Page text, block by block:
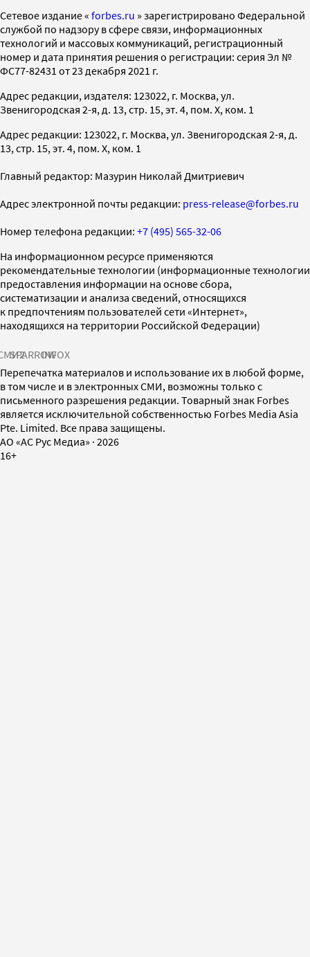
Cетевое издание « forbes.ru » зарегистрировано Федеральной
службой по надзору в сфере связи, информационных
технологий и массовых коммуникаций, регистрационный
номер и дата принятия решения о регистрации: серия Эл №
ФС77-82431 от 23 декабря 2021 г.
Адрес редакции, издателя: 123022, г. Москва, ул.
Звенигородская 2-я, д. 13, стр. 15, эт. 4, пом. X, ком. 1
Адрес редакции: 123022, г. Москва, ул. Звенигородская 2-я, д.
13, стр. 15, эт. 4, пом. X, ком. 1
Главный редактор: Мазурин Николай Дмитриевич
Адрес электронной почты редакции: press-release@forbes.ru
Номер телефона редакции: +7 (495) 565-32-06
На информационном ресурсе применяются
рекомендательные технологии (информационные технологии
предоставления информации на основе сбора,
систематизации и анализа сведений, относящихся
к предпочтениям пользователей сети «Интернет»,
находящихся на территории Российской Федерации)
SPARROWINFOX
Перепечатка материалов и использование их в любой форме,
в том числе и в электронных СМИ, возможны только с
письменного разрешения редакции. Товарный знак Forbes
является исключительной собственностью Forbes Media Asia
Pte. Limited. Все права защищены.
AO «АС Рус Медиа» · 2026
16+